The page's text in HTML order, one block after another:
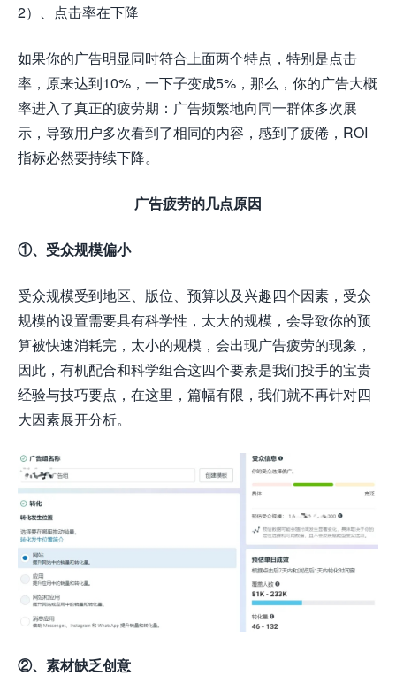
2）、点击率在下降
如果你的广告明显同时符合上面两个特点，特别是点击
率，原来达到10%，一下子变成5%，那么，你的广告大概
率进入了真正的疲劳期：广告频繁地向同一群体多次展
示，导致用户多次看到了相同的内容，感到了疲倦，ROI
指标必然要持续下降。
广告疲劳的几点原因
①、受众规模偏小
受众规模受到地区、版位、预算以及兴趣四个因素，受众
规模的设置需要具有科学性，太大的规模，会导致你的预
算被快速消耗完，太小的规模，会出现广告疲劳的现象，
因此，有机配合和科学组合这四个要素是我们投手的宝贵
经验与技巧要点，在这里，篇幅有限，我们就不再针对四
大因素展开分析。
②、素材缺乏创意